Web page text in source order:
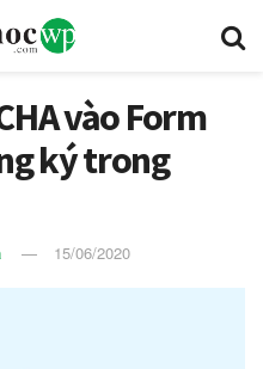
vào Form
ký trong
15/06/2020